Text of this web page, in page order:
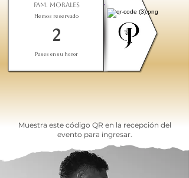
Fam. Morales
Hemos reservado
2
Pases en su honor
Muestra este código QR en la recepción del
evento para ingresar.